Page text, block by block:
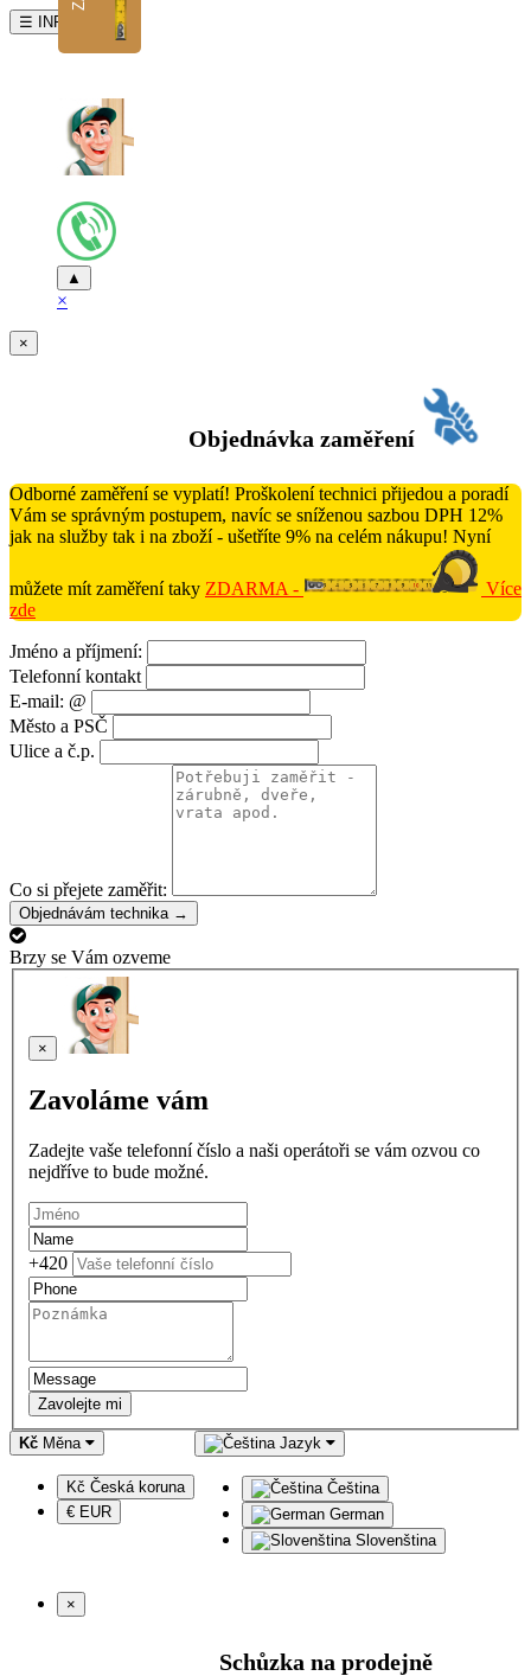
☰ INFO
▲
×
×
Objednávka zaměření
Odborné zaměření se vyplatí! Proškolení technici přijedou a poradí
Vám se správným postupem, navíc se sníženou sazbou DPH 12%
jak na služby tak i na zboží - ušetříte 9% na celém nákupu! Nyní
můžete mít zaměření taky ZDARMA -
Více
zde
Jméno a příjmení:
Telefonní kontakt
E-mail: @
Město a PSČ
Ulice a č.p.
Co si přejete zaměřit:
Objednávám technika →
Brzy se Vám ozveme
×
Zavoláme vám
Zadejte vaše telefonní číslo a naši operátoři se vám ozvou co
nejdříve to bude možné.
+420
Zavolejte mi
Kč Měna
Kč Česká koruna
€ EUR
Jazyk
Čeština
German
Slovenština
×
Schůzka na prodejně